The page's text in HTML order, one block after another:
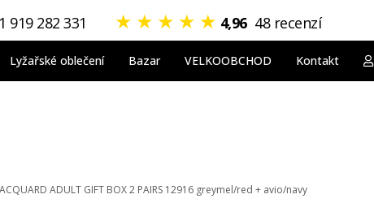
919 282 331 ★ ★ ★ ★ ★ 4,96 48 recenzí
Lyžařské oblečení Bazar VELKOOBCHOD Kontakt
ADULT GIFT BOX 2 PAIRS 12916 greymel/red + avio/navy